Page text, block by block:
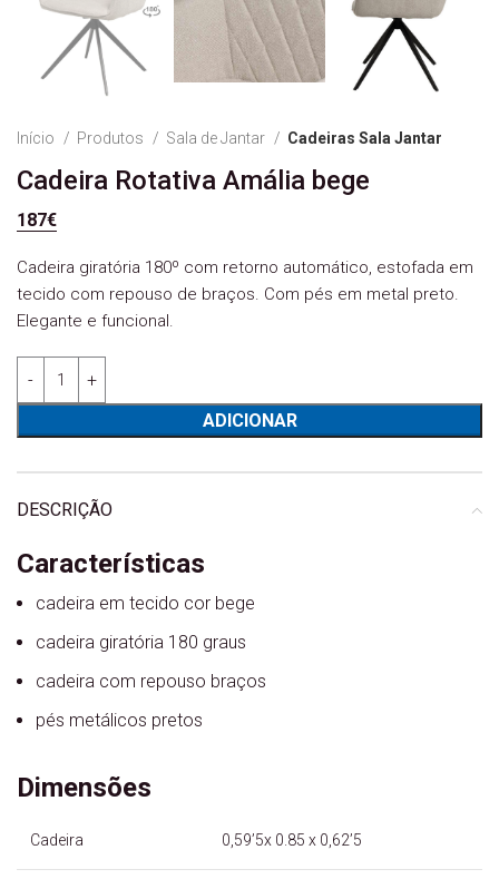
Início Produtos Sala de Jantar Cadeiras Sala Jantar
Cadeira Rotativa Amália bege
187€
Cadeira giratória 180º com retorno automático, estofada em
tecido com repouso de braços. Com pés em metal preto.
Elegante e funcional.
Quantidade de Cadeira Rotativa Amália bege
ADICIONAR
DESCRIÇÃO
Características
cadeira em tecido cor bege
cadeira giratória 180 graus
cadeira com repouso braços
pés metálicos pretos
Dimensões
Cadeira 0,59’5x 0.85 x 0,62’5